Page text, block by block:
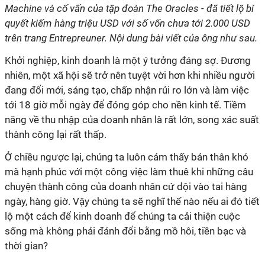
Machine và cố vấn của tập đoàn The Oracles - đã tiết lộ bí
quyết kiếm hàng triệu USD với số vốn chưa tới 2.000 USD
trên trang Entrepreuner. Nội dung bài viết của ông như sau.
Khởi nghiệp, kinh doanh là một ý tưởng đáng sợ. Đương
nhiên, một xã hội sẽ trở nên tuyệt vời hơn khi nhiều người
đang đổi mới, sáng tạo, chấp nhận rủi ro lớn và làm việc
tới 18 giờ mỗi ngày để đóng góp cho nền kinh tế. Tiềm
năng về thu nhập của doanh nhân là rất lớn, song xác suất
thành công lại rất thấp.
Ở chiều ngược lại, chúng ta luôn cảm thấy bản thân khó
mà hạnh phúc với một công việc làm thuê khi những câu
chuyện thành công của doanh nhân cứ dội vào tai hàng
ngày, hàng giờ. Vậy chúng ta sẽ nghĩ thế nào nếu ai đó tiết
lộ một cách để kinh doanh để chúng ta cải thiện cuộc
sống mà không phải đánh đổi bằng mồ hôi, tiền bạc và
thời gian?